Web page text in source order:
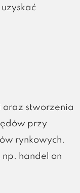
oraz stworzenia
przy
rynkowych.
handel on